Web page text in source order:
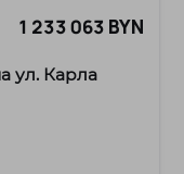
1 233 063 BYN
ул. Карла